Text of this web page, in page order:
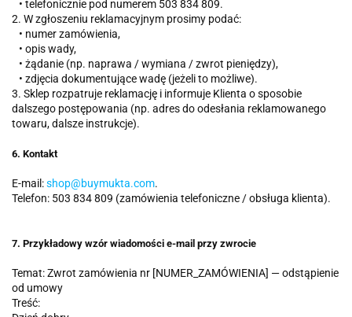
• telefonicznie pod numerem 503 834 809.
2. W zgłoszeniu reklamacyjnym prosimy podać:
• numer zamówienia,
• opis wady,
• żądanie (np. naprawa / wymiana / zwrot pieniędzy),
• zdjęcia dokumentujące wadę (jeżeli to możliwe).
3. Sklep rozpatruje reklamację i informuje Klienta o sposobie
dalszego postępowania (np. adres do odesłania reklamowanego
towaru, dalsze instrukcje).
6. Kontakt
E-mail:shop@buymukta.com.
Telefon: 503 834 809 (zamówienia telefoniczne / obsługa klienta).
7. Przykładowy wzór wiadomości e-mail przy zwrocie
Temat: Zwrot zamówienia nr [NUMER_ZAMÓWIENIA] — odstąpienie
od umowy
Treść: